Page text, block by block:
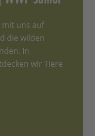
mit uns auf
die wilden
In
wir Tiere